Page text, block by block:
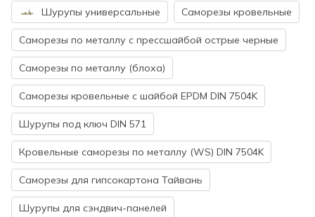
Шурупы универсальные Саморезы кровельные
Саморезы по металлу с прессшайбой острые черные
Саморезы по металлу (блоха)
Саморезы кровельные с шайбой EPDM DIN 7504K
Шурупы под ключ DIN 571
Кровельные саморезы по металлу (WS) DIN 7504K
Саморезы для гипсокартона Тайвань
Шурупы для сэндвич-панелей